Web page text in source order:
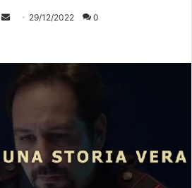
Invia 29/12/2022 0